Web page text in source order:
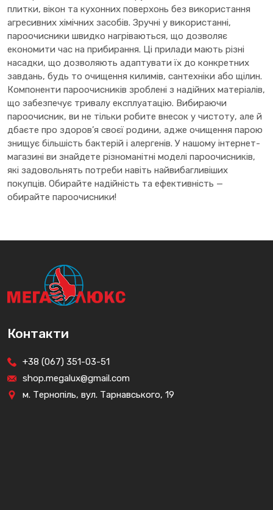
плитки, вікон та кухонних поверхонь без використання
агресивних хімічних засобів. Зручні у використанні,
пароочисники швидко нагріваються, що дозволяє
економити час на прибирання. Ці прилади мають різні
насадки, що дозволяють адаптувати їх до конкретних
завдань, будь то очищення килимів, сантехніки або щілин.
Компоненти пароочисників зроблені з надійних матеріалів,
що забезпечує тривалу експлуатацію. Вибираючи
пароочисник, ви не тільки робите внесок у чистоту, але й
дбаєте про здоров’я своєї родини, адже очищення парою
знищує більшість бактерій і алергенів. У нашому інтернет-
магазині ви знайдете різноманітні моделі пароочисників,
які задовольнять потреби навіть найвибагливіших
покупців. Обирайте надійність та ефективність —
обирайте пароочисники!
Контакти
+38 (067) 351-03-51
shop.megalux@gmail.com
м. Тернопіль, вул. Тарнавського, 19